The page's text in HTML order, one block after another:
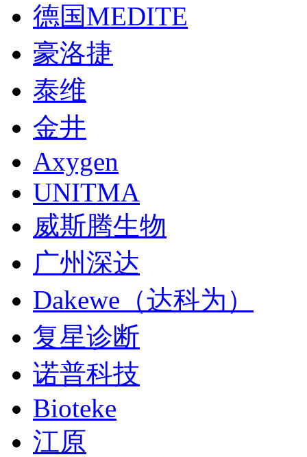
德国MEDITE
豪洛捷
泰维
金井
Axygen
UNITMA
威斯腾生物
广州深达
Dakewe（达科为）
复星诊断
诺普科技
Bioteke
江原